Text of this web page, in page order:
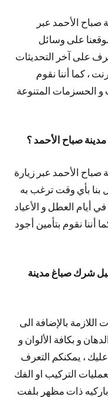
الأحمد عبر
على وسائل
على آخر التحديثات
، كما أننا نقوم
و الحسزمات المتنوعة
صباح الأحمد ؟
الأحمد عبر زيارة
بنا بأي وقت ترغب به
على مدار 24 ساعة ، في أيام العطل و الأعياد
أننا نقوم بتأمين أجود
شرك صباغ مدينة
بالإضافة الى
و بكافة الألوان و
، يمكنكم التعرف
التركيب او الفك
باركيه ذات مظهر بلفت